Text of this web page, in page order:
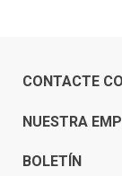
CONTACTE
NUESTRA
BOLETÍN